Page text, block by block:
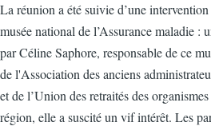
La réunion a été suivie d’une
musée national de l’Assurance maladie :
par Céline Saphore, responsable de ce
de l'Association des anciens
et de l’Union des retraités des
région, elle a suscité un vif intérêt. Les